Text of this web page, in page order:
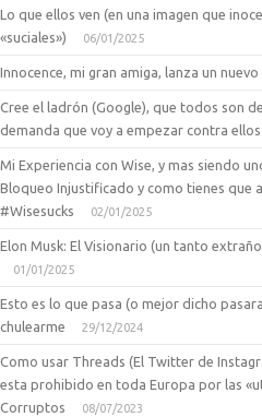
Lo que ellos ven (en una imagen que
«suciales»)
06/01/2025
Innocence, mi gran amiga, lanza un nuevo
Cree el ladrón (Google), que todos son
demanda que voy a empezar contra
Mi Experiencia con Wise, y mas siendo
Bloqueo Injustificado y como tienes que
#Wisesucks
02/01/2025
Elon Musk: El Visionario (un tanto
01/01/2025
Esto es lo que pasa (o mejor dicho
chulearme
29/12/2024
Como usar Threads (El Twitter de
esta prohibido en toda Europa por las
Corruptos
08/07/2023